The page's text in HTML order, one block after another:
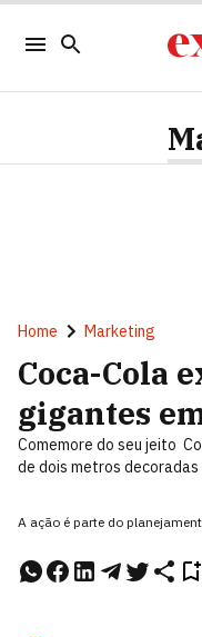
Home Marketing
Coca-Cola
gigantes
Comemore do seu jeito 
de dois metros decoradas
A ação é parte do